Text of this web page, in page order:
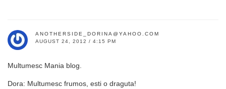
ANOTHERSIDE_DORINA@YAHOO.COM
AUGUST 24, 2012 / 4:15 PM
Multumesc Mania blog.
Dora: Multumesc frumos, esti o draguta!